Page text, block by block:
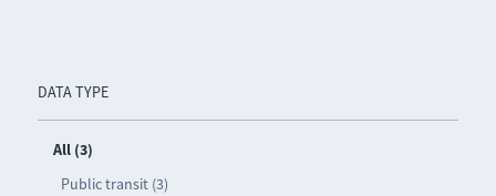
DATA TYPE
All (3)
Public transit (3)